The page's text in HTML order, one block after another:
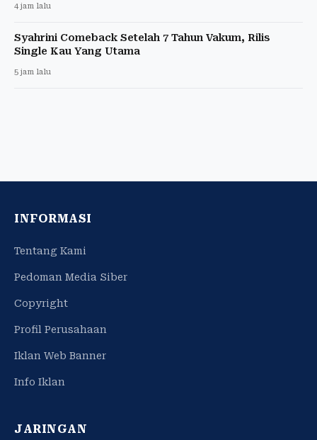
4 jam lalu
Syahrini Comeback Setelah 7 Tahun Vakum, Rilis
Single Kau Yang Utama
5 jam lalu
INFORMASI
Tentang Kami
Pedoman Media Siber
Copyright
Profil Perusahaan
Iklan Web Banner
Info Iklan
JARINGAN